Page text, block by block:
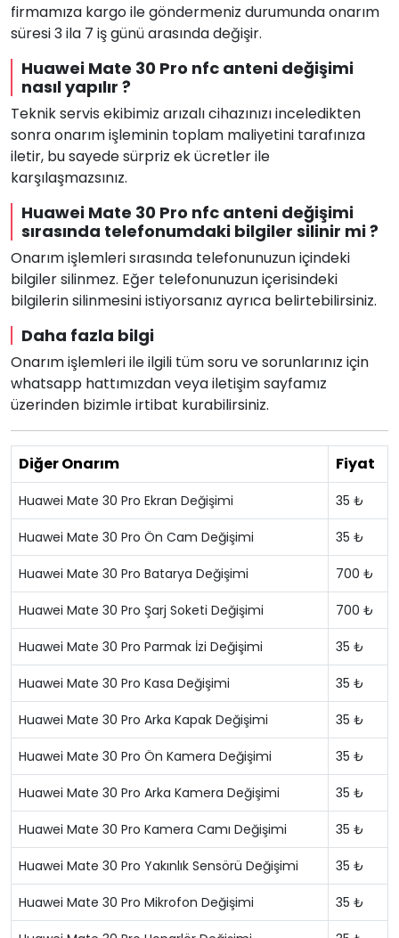
firmamıza kargo ile göndermeniz durumunda onarım
süresi 3 ila 7 iş günü arasında değişir.
Huawei Mate 30 Pro nfc anteni değişimi
nasıl yapılır ?
Teknik servis ekibimiz arızalı cihazınızı inceledikten
sonra onarım işleminin toplam maliyetini tarafınıza
iletir, bu sayede sürpriz ek ücretler ile
karşılaşmazsınız.
Huawei Mate 30 Pro nfc anteni değişimi
sırasında telefonumdaki bilgiler silinir mi ?
Onarım işlemleri sırasında telefonunuzun içindeki
bilgiler silinmez. Eğer telefonunuzun içerisindeki
bilgilerin silinmesini istiyorsanız ayrıca belirtebilirsiniz.
Daha fazla bilgi
Onarım işlemleri ile ilgili tüm soru ve sorunlarınız için
whatsapp hattımızdan veya iletişim sayfamız
üzerinden bizimle irtibat kurabilirsiniz.
Diğer Onarım Fiyat
Huawei Mate 30 Pro Ekran Değişimi 35 ₺
Huawei Mate 30 Pro Ön Cam Değişimi 35 ₺
Huawei Mate 30 Pro Batarya Değişimi 700 ₺
Huawei Mate 30 Pro Şarj Soketi Değişimi 700 ₺
Huawei Mate 30 Pro Parmak İzi Değişimi 35 ₺
Huawei Mate 30 Pro Kasa Değişimi 35 ₺
Huawei Mate 30 Pro Arka Kapak Değişimi 35 ₺
Huawei Mate 30 Pro Ön Kamera Değişimi 35 ₺
Huawei Mate 30 Pro Arka Kamera Değişimi 35 ₺
Huawei Mate 30 Pro Kamera Camı Değişimi 35 ₺
Huawei Mate 30 Pro Yakınlık Sensörü Değişimi 35 ₺
Huawei Mate 30 Pro Mikrofon Değişimi 35 ₺